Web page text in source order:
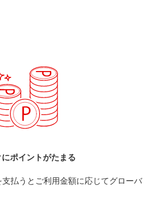
にポイントがたまる
払うとご利用金額に応じてグローバ